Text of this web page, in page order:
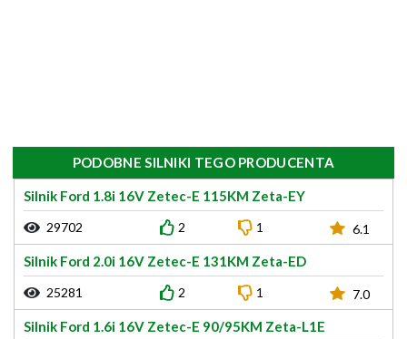
PODOBNE SILNIKI TEGO PRODUCENTA
Silnik Ford 1.8i 16V Zetec-E 115KM Zeta-EY
29702 2 1 6.1
Silnik Ford 2.0i 16V Zetec-E 131KM Zeta-ED
25281 2 1 7.0
Silnik Ford 1.6i 16V Zetec-E 90/95KM Zeta-L1E